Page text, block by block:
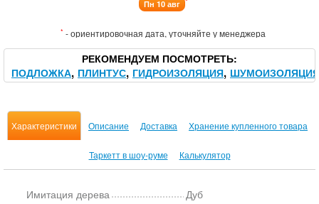
Пн 10 авг
* - ориентировочная дата, уточняйте у менеджера
РЕКОМЕНДУЕМ ПОСМОТРЕТЬ
ПОДЛОЖКА ПЛИНТУС ГИДРОИЗОЛЯЦИЯ ШУМОИЗОЛЯЦИЯ
Характеристики Описание Доставка Хранение купленного товара
Таркетт в шоу-руме Калькулятор
Имитация дерева
Дуб